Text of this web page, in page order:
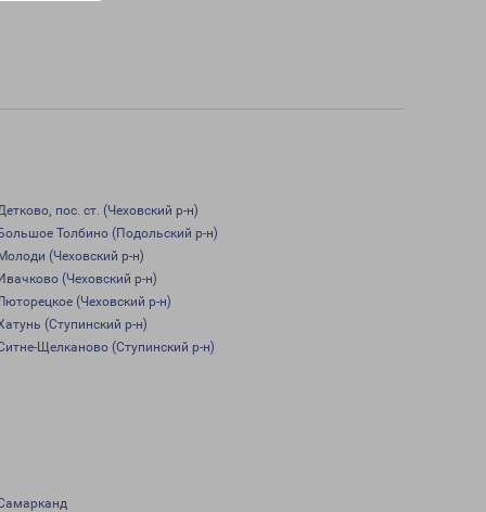
пос. ст. (Чеховский р-н)
Толбино (Подольский р-н)
(Чеховский р-н)
(Чеховский р-н)
(Чеховский р-н)
(Ступинский р-н)
Щелканово (Ступинский р-н)